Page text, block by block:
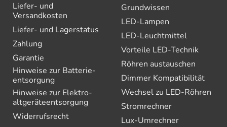
Liefer- und
Versandkosten
Liefer- und Lagerstatus
Zahlung
Garantie
Hinweise zur Batterie­
entsorgung
Hinweise zur Elektro­
altgeräte­entsorgung
Widerrufsrecht
Grundwissen
LED-Lampen
LED-Leuchtmittel
Vorteile LED-Technik
Röhren austauschen
Dimmer Kompatibilität
Wechsel zu LED-Röhren
Stromrechner
Lux-Umrechner